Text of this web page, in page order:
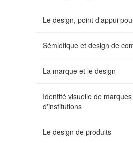
Le design, point d'appui
Sémiotique et design de
La marque et le design
Identité visuelle de
d'institutions
Le design de produits